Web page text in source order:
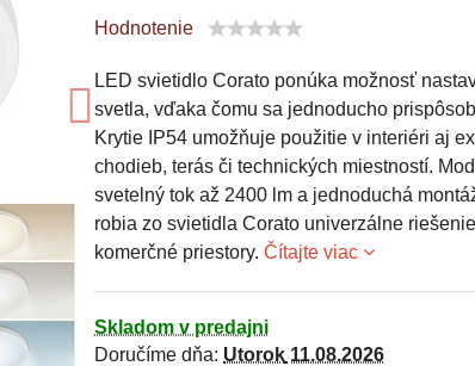
Hodnotenie
LED svietidlo Corato ponúka možnosť
svetla, vďaka čomu sa jednoducho
Krytie IP54 umožňuje použitie v interiéri aj
chodieb, terás či technických miestností.
svetelný tok až 2400 lm a jednoduchá
robia zo svietidla Corato univerzálne
komerčné priestory.Čítajte viac
Skladom v predajni
Doručíme dňa: Utorok 11.08.2026